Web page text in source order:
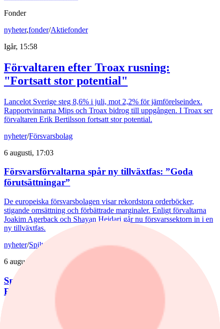
Fonder
nyheter,fonder/Aktiefonder
Igår, 15:58
Förvaltaren efter Troax rusning:
"Fortsatt stor potential"
Lancelot Sverige steg 8,6% i juli, mot 2,2% för jämförelseindex.
Rapportvinnarna Mips och Troax bidrog till uppgången. I Troax ser
förvaltaren Erik Bertilsson fortsatt stor potential.
nyheter/Försvarsbolag
6 augusti, 17:03
Försvarsförvaltarna spår ny tillväxtfas: ”Goda
förutsättningar”
De europeiska försvarsbolagen visar rekordstora orderböcker,
stigande omsättning och förbättrade marginaler. Enligt förvaltarna
Joakim Agerback och Shayan Heidari går nu försvarssektorn in i en
ny tillväxtfas.
nyheter/Spiltan Småbolagsfond
6 augusti, 14:51
Spiltan Småbolagsfond lyfte i juli – tar in
RaySearch
ett tydligt lyft i juli. Mips bidrog mest till uppgången, medan